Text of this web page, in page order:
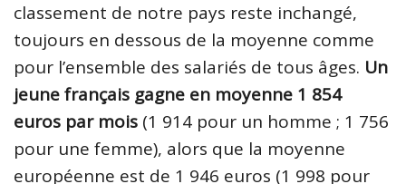
classement de notre pays reste inchangé,
toujours en dessous de la moyenne comme
pour l’ensemble des salariés de tous âges. Un
jeune français gagne en moyenne 1 854
euros par mois (1 914 pour un homme ; 1 756
pour une femme), alors que la moyenne
européenne est de 1 946 euros (1 998 pour